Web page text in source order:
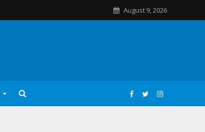
August 9, 2026